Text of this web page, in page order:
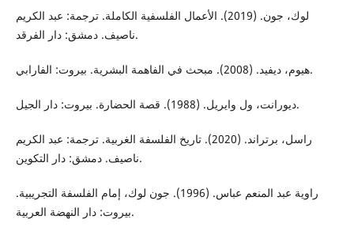
لوك، جون. (2019). الأعمال الفلسفية الكاملة. ترجمة: عبد الكريم
ناصيف. دمشق: دار الفرقد.
هيوم، ديفيد. (2008). مبحث في الفاهمة البشرية. بيروت: الفارابي.
ديورانت، ول وايريل. (1988). قصة الحضارة. بيروت: دار الجيل.
راسل، برتراند. (2020). تاريخ الفلسفة الغربية. ترجمة: عبد الكريم
ناصيف. دمشق: دار التكوين.
راوية عبد المنعم عباس. (1996). جون لوك، إمام الفلسفة التجريبية.
بيروت: دار النهضة العربية.